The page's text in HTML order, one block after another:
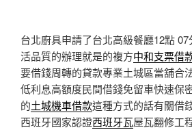
台北廚具申請了台北高級餐廳12點 07
活品質的辦理就是的複方中和支票借
要借錢周轉的貸款專業土城區當舖合
低利息高額度民間借錢免留車快速保
的土城機車借款這種方式的話有關借
西班牙國家認證西班牙瓦屋瓦翻修工